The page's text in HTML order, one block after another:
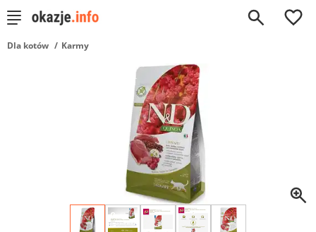
0
Dla kotów Karmy